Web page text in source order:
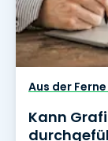
Aus der
Kann